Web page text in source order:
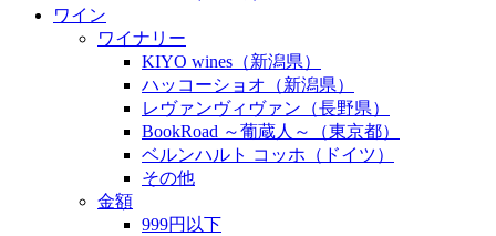
ワイン
ワイナリー
KIYO wines（新潟県）
ハッコーショオ（新潟県）
レヴァンヴィヴァン（長野県）
BookRoad ～葡蔵人～（東京都）
ベルンハルト コッホ（ドイツ）
その他
金額
999円以下